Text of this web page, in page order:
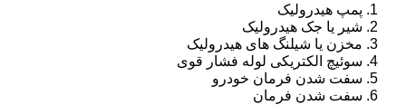
پمپ هیدرولیک
شیر یا جک هیدرولیک
مخزن یا شیلنگ های هیدرولیک
سوئیچ الکتریکی لوله فشار قوی
سفت شدن فرمان خودرو
سفت شدن فرمان